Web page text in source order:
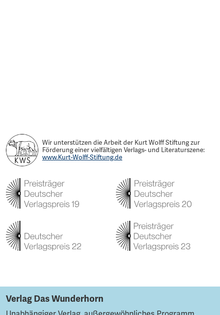
Wir unterstützen die Arbeit der Kurt Wolff Stiftung zur
Förderung einer vielfältigen Verlags- und Literaturszene:
www.Kurt-Wolff-Stiftung.de
Verlag Das Wunderhorn